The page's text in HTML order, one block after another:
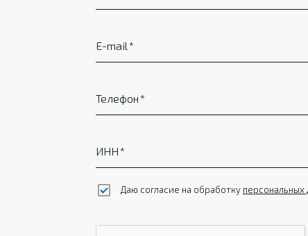
E-mail
Телефон
ИНН
Даю согласие на обработку персональных